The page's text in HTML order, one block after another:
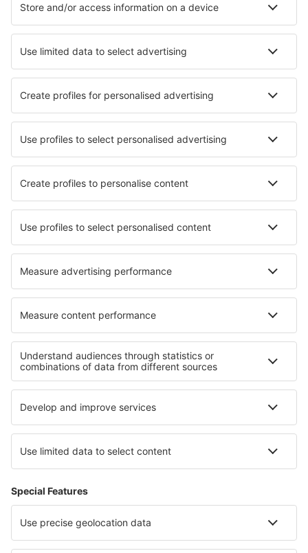
Hotel Sneads Ferry Hotel in Little River
Hotel in Fredericksburg
I migliori hotel - città
Hotel in Punta Mita Hotel in La Roche Bernard
Hotel in Turgutlu Hotel in Giscaro
Hotel in Thury-Harcourt Hotel in Narcao
Hotel in Navarrete del Río Hotel in Balatonfured
I migliori hotel - zone
Hotel alle Hawaii Hotel nella Death Valley
Hotel in Kings Canyon National Park Hotel Crater Lake
Hotel in Arizona Hotel in Val Rendena
Hotel in Guatemala Hotel a Diani Beach
Hotel in Croazia